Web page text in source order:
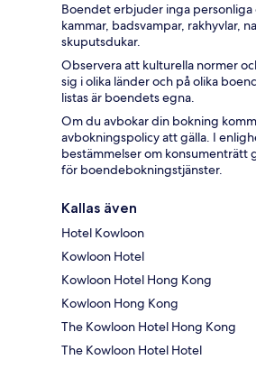
Boendet erbjuder inga personliga
kammar, badsvampar, rakhyvlar,
skuputsdukar.
Observera att kulturella normer
sig i olika länder och på olika
listas är boendets egna.
Om du avbokar din bokning
avbokningspolicy att gälla. I
bestämmelser om konsumenträtt
för boendebokningstjänster.
Kallas även
Hotel Kowloon
Kowloon Hotel
Kowloon Hotel Hong Kong
Kowloon Hong Kong
The Kowloon Hotel Hong Kong
The Kowloon Hotel Hotel